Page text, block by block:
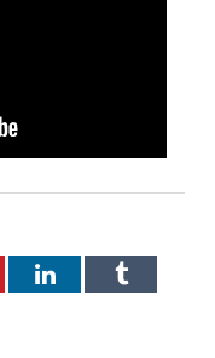
LinkedInTumblr